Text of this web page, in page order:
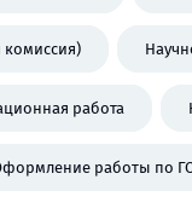
комиссия)
работа
работы по